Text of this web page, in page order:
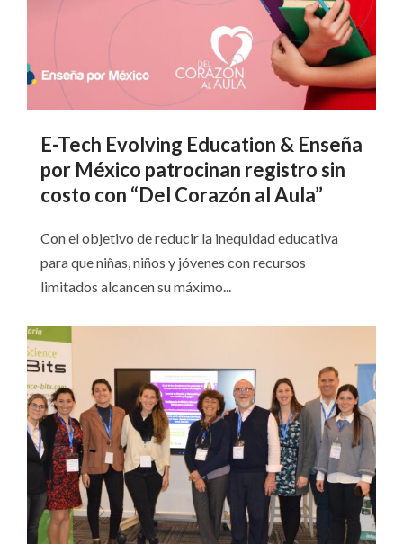
E-Tech Evolving Education & Enseña
por México patrocinan registro sin
costo con “Del Corazón al Aula”
Con el objetivo de reducir la inequidad educativa
para que niñas, niños y jóvenes con recursos
limitados alcancen su máximo...